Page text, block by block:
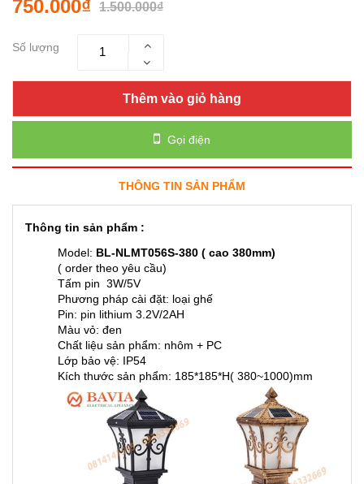
750.000₫ 1.500.000₫
Số lượng
Thêm vào giỏ hàng
Gọi điện
THÔNG TIN SẢN PHẨM
Thông tin sản phẩm :
Model: BL-NLMT056S-380 ( cao 380mm)
( order theo yêu cầu)
Tấm pin 3W/5V
Phương pháp cài đặt: loại ghế
Pin: pin lithium 3.2V/2AH
Màu vỏ: đen
Chất liệu sản phẩm: nhôm + PC
Lớp bảo vệ: IP54
Kích thước sản phẩm: 185*185*H( 380~1000)mm